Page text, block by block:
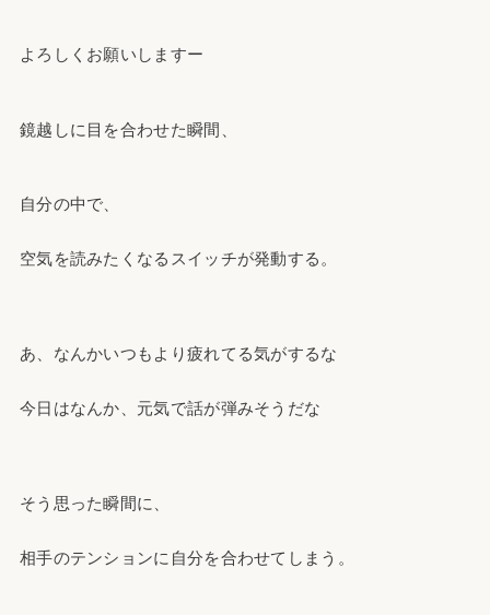
よろしくお願いしますー
鏡越しに目を合わせた瞬間、
自分の中で、
空気を読みたくなるスイッチが発動する。
あ、なんかいつもより疲れてる気がするな
今日はなんか、元気で話が弾みそうだな
そう思った瞬間に、
相手のテンションに自分を合わせてしまう。